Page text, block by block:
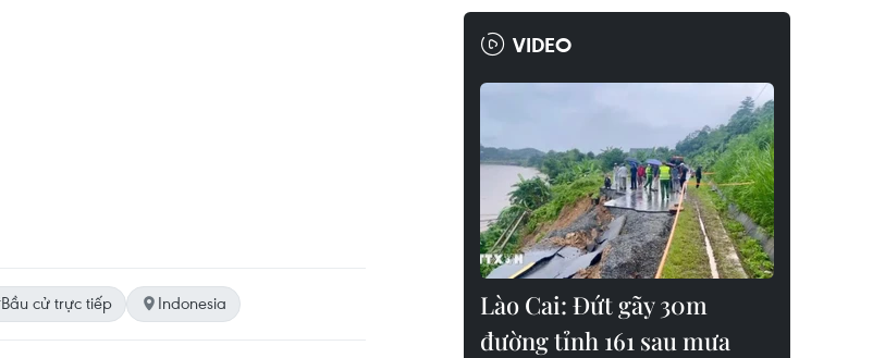
cử trực tiếp Indonesia
VIDEO
Lào Cai: Đứt gãy 30m
đường tỉnh 161 sau mưa